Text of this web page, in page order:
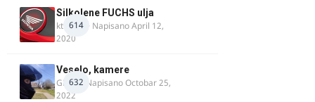
614
Silkolene FUCHS ulja
ktm600 · NapisanoApril 12,
2020
632
Veselo, kamere
GR 46· NapisanoOctobar 25,
2022